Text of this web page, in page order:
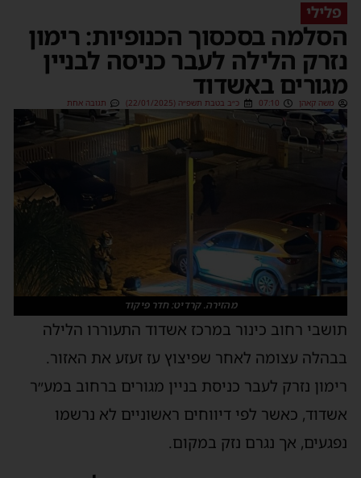
פלילי
בסכסוך הכנופיות: רימון
הלילה לעבר כניסה לבניין
באשדוד
משה קאהן 07:10 כ״ב בטבת תשפ״ה (22/01/2025) תגובה אחת
מהזירה. קרדיט: חדר פיקוד
רחוב כינור במרכז אשדוד התעוררו הלילה
עצומה לאחר שפיצוץ עז זעזע את האזור.
נזרק לעבר כניסת בניין מגורים ברחוב במע״ר
כאשר לפי דיווחים ראשוניים לא נרשמו
אך נגרם נזק במקום.